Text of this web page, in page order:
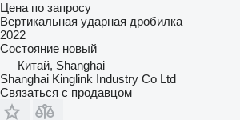
Цена по запросу
Вертикальная ударная дробилка
2022
Состояние новый
Китай, Shanghai
Shanghai Kinglink Industry Co Ltd
Связаться с продавцом